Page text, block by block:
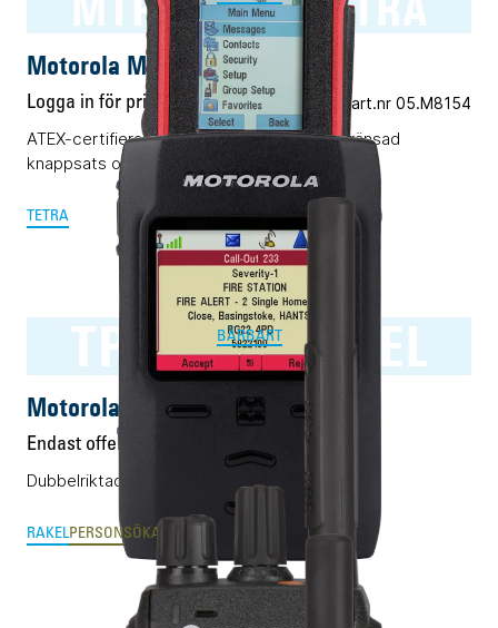
Motorola MTP8500Ex TETRA
Logga in för pris Vårt art.nr 05.M8154
ATEX-certifierad TETRA-terminal med begränsad
knappsats och dubbla displayer.
TETRA
TPG2200 RAKEL
BÄRBART
Motorola TPG2200 RAKEL
Endast offert
Dubbelriktad personsökare för RAKEL.
RAKELPERSONSÖKARE